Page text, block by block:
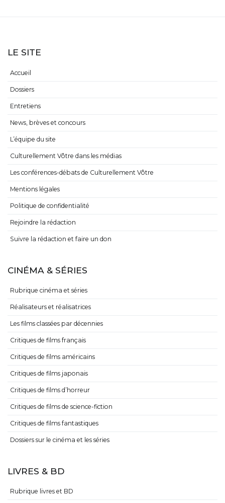
LE SITE
Accueil
Dossiers
Entretiens
News, brèves et concours
L’équipe du site
Culturellement Vôtre dans les médias
Les conférences-débats de Culturellement Vôtre
Mentions légales
Politique de confidentialité
Rejoindre la rédaction
Suivre la rédaction et faire un don
CINÉMA & SÉRIES
Rubrique cinéma et séries
Réalisateurs et réalisatrices
Les films classées par décennies
Critiques de films français
Critiques de films américains
Critiques de films japonais
Critiques de films d’horreur
Critiques de films de science-fiction
Critiques de films fantastiques
Dossiers sur le cinéma et les séries
LIVRES & BD
Rubrique livres et BD